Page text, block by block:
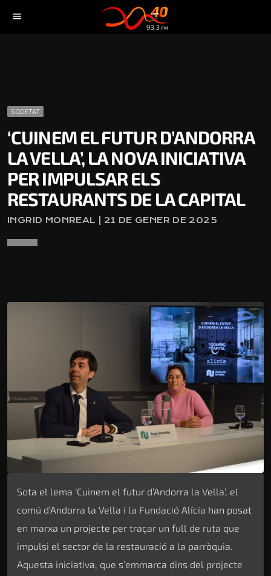
menu
SOCIETAT
‘CUINEM EL FUTUR D’ANDORRA
LA VELLA’, LA NOVA INICIATIVA
PER IMPULSAR ELS
RESTAURANTS DE LA CAPITAL
INGRID MONREAL | 21 DE GENER DE 2025
Sota el lema ‘Cuinem el futur d’Andorra la Vella’, el
comú d’Andorra la Vella i la Fundació Alícia han posat
en marxa un projecte per traçar un full de ruta que
impulsi el sector de la restauració a la parròquia.
Aquesta iniciativa, que s’emmarca dins del projecte